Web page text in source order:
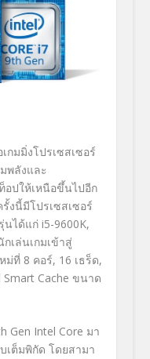
กมมิ่งโปรเซสเซอร์
พลังและ
ปให้เหนือขึ้นไปอีก
งนี้มีโปรเซสเซอร์
ได้แก่ i5-9600K,
เล่นเกมเข้าสู่
ที่ 8 คอร์, 16 เธร็ด,
Cache ขนาด
Gen Intel Core มา
เต็มพิกัด โดยสามา